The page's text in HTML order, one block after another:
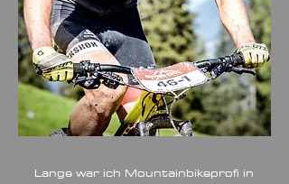
Lange war ich Mountainbikeprofi in